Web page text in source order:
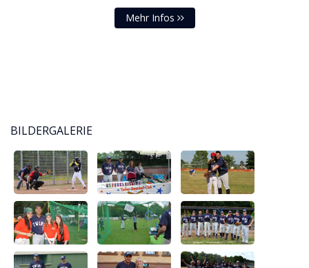
Mehr Infos
BILDERGALERIE